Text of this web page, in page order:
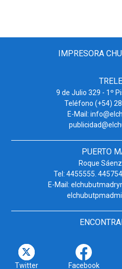
IMPRESORA
9 de Julio 329 - 1º
Teléfono (+54)
E-Mail:
PUERTO
Roque
Tel: 4455555.
E-Mail:
Twitter Facebook